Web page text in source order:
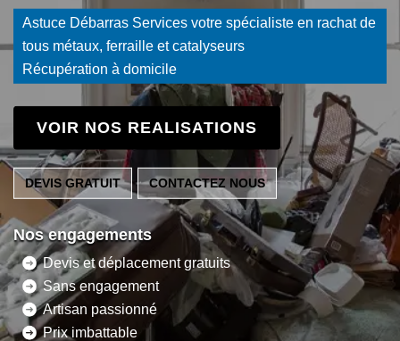
Astuce Débarras Services votre spécialiste en rachat de
tous métaux, ferraille et catalyseurs
Récupération à domicile
VOIR NOS REALISATIONS
DEVIS GRATUIT CONTACTEZ NOUS
Nos engagements
Devis et déplacement gratuits
Sans engagement
Artisan passionné
Prix imbattable